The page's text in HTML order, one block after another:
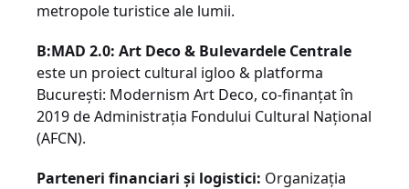
metropole turistice ale lumii.
B:MAD 2.0: Art Deco & Bulevardele Centrale
este un proiect cultural igloo & platforma
București: Modernism Art Deco, co-finanțat în
2019 de Administrația Fondului Cultural Național
(AFCN).
Parteneri financiari şi logistici: Organizaţia